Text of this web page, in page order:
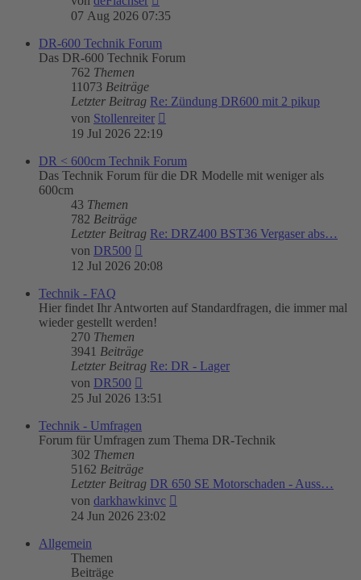
Beitrag
07 Aug 2026 07:35
DR-600 Technik Forum
Das DR-600 Technik Forum
762 Themen
11073 Beiträge
Letzter Beitrag Re: Zündung DR600 mit 2 pikup
von Stollenreiter
19 Jul 2026 22:19
DR < 600cm Technik Forum
Das Technik Forum für die DR Modelle mit weniger als
600cm
43 Themen
782 Beiträge
Letzter Beitrag Re: DRZ400 BST36 Vergaser abs…
von DR500
Beitrag
12 Jul 2026 20:08
Technik - FAQ
Hier findet Ihr Antworten auf Standardfragen, die immer mal
wieder gestellt werden!
270 Themen
3941 Beiträge
Letzter Beitrag Re: DR - Lager
von DR500
Beitrag
25 Jul 2026 13:51
Technik - Umfragen
Forum für Umfragen zum Thema DR-Technik
302 Themen
5162 Beiträge
Letzter Beitrag DR 650 SE Motorschaden - Auss…
von darkhawkinvc
24 Jun 2026 23:02
Allgemein
Themen
Beiträge